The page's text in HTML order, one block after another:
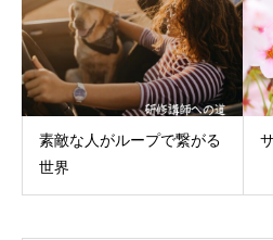
素敵な人がループで繋がる
世界